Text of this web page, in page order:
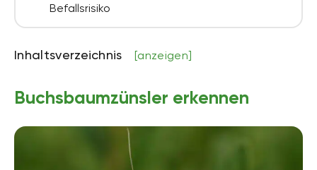
Befallsrisiko
Inhaltsverzeichnis [anzeigen]
Buchsbaumzünsler erkennen